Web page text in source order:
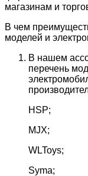
магазинам и
В чем
моделей и
В нашем
перечень
HSP;
MJX;
WLToys;
Syma;